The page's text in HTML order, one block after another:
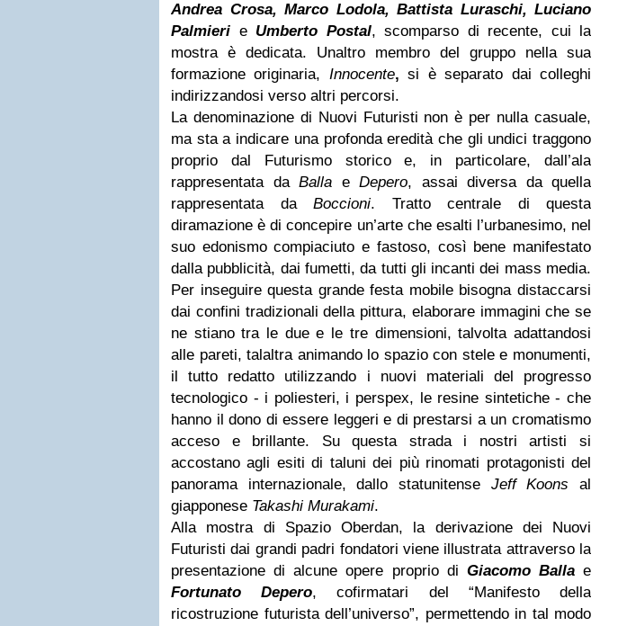
Andrea Crosa, Marco Lodola, Battista Luraschi, Luciano
Palmieri eUmberto Postal, scomparso di recente, cui la
mostra è dedicata. Unaltro membro del gruppo nella sua
formazione originaria, Innocente,si è separato dai colleghi
indirizzandosi verso altri percorsi.
La denominazione di Nuovi Futuristi non è per nulla casuale,
ma sta a indicare una profonda eredità che gli undici traggono
proprio dal Futurismo storico e, in particolare, dall’ala
rappresentata da Balla e Depero, assai diversa da quella
rappresentata da Boccioni. Tratto centrale di questa
diramazione è di concepire un’arte che esalti l’urbanesimo, nel
suo edonismo compiaciuto e fastoso, così bene manifestato
dalla pubblicità, dai fumetti, da tutti gli incanti dei mass media.
Per inseguire questa grande festa mobile bisogna distaccarsi
dai confini tradizionali della pittura, elaborare immagini che se
ne stiano tra le due e le tre dimensioni, talvolta adattandosi
alle pareti, talaltra animando lo spazio con stele e monumenti,
il tutto redatto utilizzando i nuovi materiali del progresso
tecnologico - i poliesteri, i perspex, le resine sintetiche - che
hanno il dono di essere leggeri e di prestarsi a un cromatismo
acceso e brillante. Su questa strada i nostri artisti si
accostano agli esiti di taluni dei più rinomati protagonisti del
panorama internazionale, dallo statunitense Jeff Koons al
giapponese Takashi Murakami.
Alla mostra di Spazio Oberdan, la derivazione dei Nuovi
Futuristi dai grandi padri fondatori viene illustrata attraverso la
presentazione di alcune opere proprio di Giacomo Balla e
Fortunato
Depero, cofirmatari del “Manifesto della
ricostruzione futurista dell’universo”, permettendo in tal modo